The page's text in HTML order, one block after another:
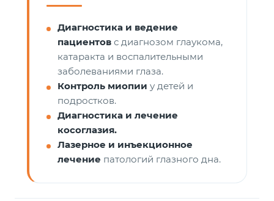
Диагностика и ведение
пациентов с диагнозом глаукома,
катаракта и воспалительными
заболеваниями глаза.
Контроль миопии у детей и
подростков.
Диагностика и лечение
косоглазия.
Лазерное и инъекционное
лечение патологий глазного дна.